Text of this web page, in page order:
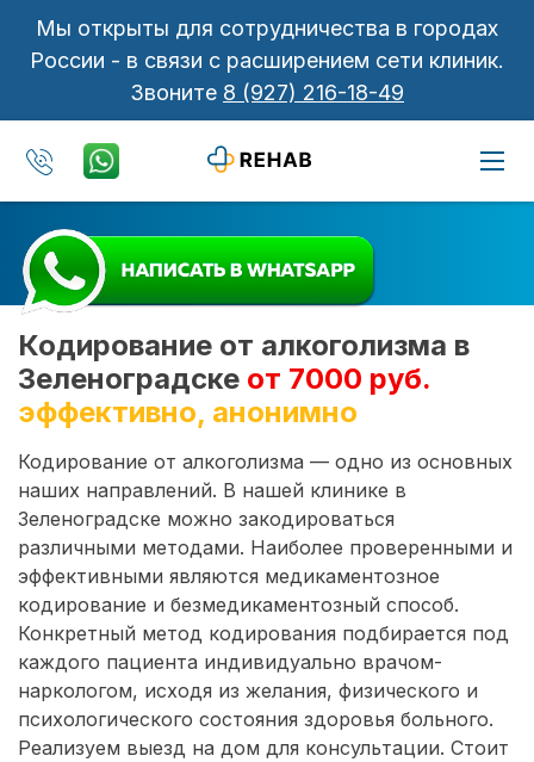
Мы открыты для сотрудничества в городах
России - в связи с расширением сети клиник.
Звоните 8 (927) 216-18-49
Кодирование от алкоголизма в
Зеленоградске от 7000 руб.
эффективно, анонимно
Кодирование от алкоголизма — одно из основных
наших направлений. В нашей клинике в
Зеленоградске можно закодироваться
различными методами. Наиболее проверенными и
эффективными являются медикаментозное
кодирование и безмедикаментозный способ.
Конкретный метод кодирования подбирается под
каждого пациента индивидуально врачом-
наркологом, исходя из желания, физического и
психологического состояния здоровья больного.
Реализуем выезд на дом для консультации. Стоит